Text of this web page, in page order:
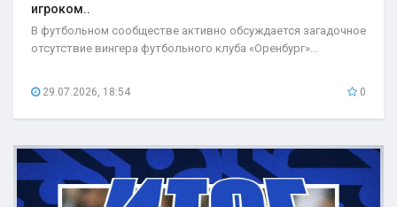
игроком..
В футбольном сообществе активно обсуждается загадочное
отсутствие вингера футбольного клуба «Оренбург»...
29.07.2026, 18:54 0